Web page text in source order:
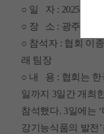
○ 일 자 : 2025년 7
○ 장 소 : 광주 김대
○ 참석자 : 협회 이
래 팀장
○ 내 용 : 협회는 한
일까지 3일간 개최
참석했다. 3일에는
강기능식품의 발전